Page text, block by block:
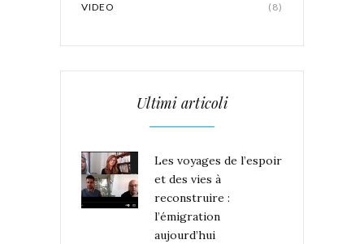
VIDEO (8)
Ultimi articoli
Les voyages de l’espoir
et des vies à
reconstruire :
l’émigration
aujourd’hui